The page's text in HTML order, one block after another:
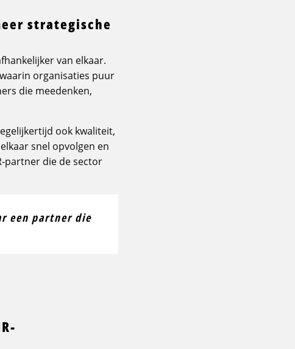
strategische
van elkaar.
organisaties puur
die meedenken,
ook kwaliteit,
snel opvolgen en
partner die de sector
een partner die